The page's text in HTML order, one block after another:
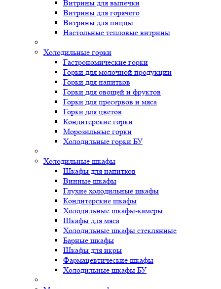
Витрины для выпечки
Витрины для горячего
Витрины для пиццы
Настольные тепловые витрины
Холодильные горки
Гастрономические горки
Горки для молочной продукции
Горки для напитков
Горки для овощей и фруктов
Горки для пресервов и мяса
Горки для цветов
Кондитерские горки
Морозильные горки
Холодильные горки БУ
Холодильные шкафы
Шкафы для напитков
Винные шкафы
Глухие холодильные шкафы
Кондитерские шкафы
Холодильные шкафы-камеры
Шкафы для мяса
Холодильные шкафы стеклянные
Барные шкафы
Шкафы для икры
Фармацевтические шкафы
Холодильные шкафы БУ